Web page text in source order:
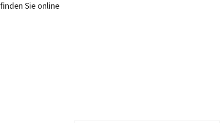
Sie online